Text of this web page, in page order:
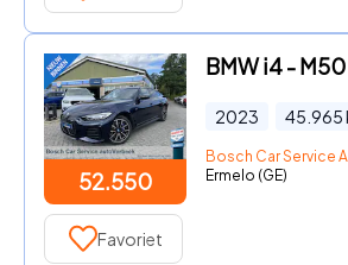
52.550
2023 45.965
Bosch Car Service
Ermelo (GE)
Favoriet